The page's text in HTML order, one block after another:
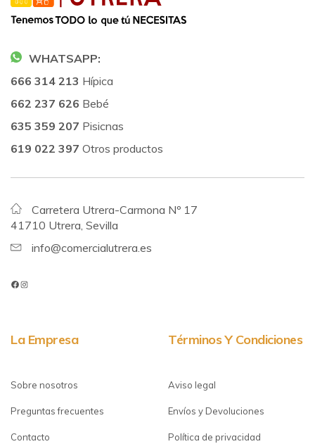
WHATSAPP:
666 314 213 Hípica
662 237 626 Bebé
635 359 207 Pisicnas
619 022 397 Otros productos
Carretera Utrera-Carmona Nº 17
41710 Utrera, Sevilla
info@comercialutrera.es
La Empresa
Sobre nosotros
Preguntas frecuentes
Contacto
Términos Y Condiciones
Aviso legal
Envíos y Devoluciones
Política de privacidad